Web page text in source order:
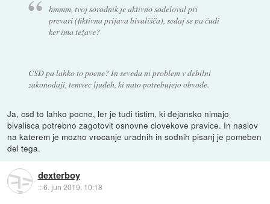
hmmm, tvoj sorodnik je aktivno sodeloval pri
prevari (fiktivna prijava bivališča), sedaj se pa čudi
ker ima težave?
CSD pa lahko to pocne? In seveda ni problem v debilni
zakonodaji, temvec ljudeh, ki nato potrebujejo obvode.
Ja, csd to lahko pocne, ler je tudi tistim, ki dejansko nimajo
bivalisca potrebno zagotovit osnovne clovekove pravice. In naslov
na katerem je mozno vrocanje uradnih in sodnih pisanj je pomeben
del tega.
dexterboy
::6. jun 2019, 10:18